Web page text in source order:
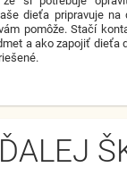
dieťa pripravuje na
pomôže. Stačí
a ako zapojiť dieťa